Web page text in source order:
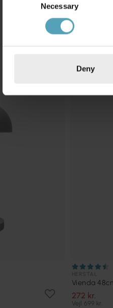
Necessary
Deny
Vienda
272 kr.
Vejl. 699 kr.